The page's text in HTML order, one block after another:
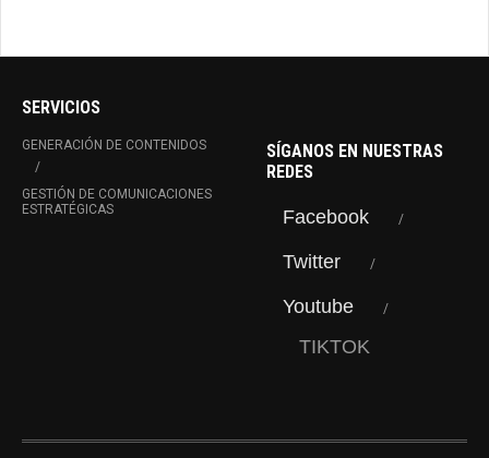
SERVICIOS
GENERACIÓN DE CONTENIDOS
GESTIÓN DE COMUNICACIONES
ESTRATÉGICAS
SÍGANOS EN NUESTRAS
REDES
Facebook
Twitter
Youtube
TIKTOK